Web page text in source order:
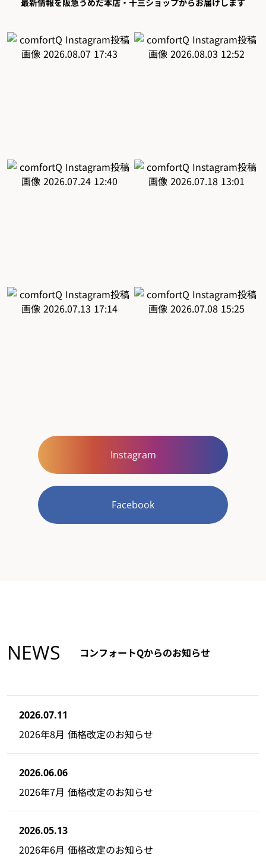
Instagram
Facebook
NEWS コンフォートQからのお知らせ
2026.07.11
2026年8月 価格改定のお知らせ
2026.06.06
2026年7月 価格改定のお知らせ
2026.05.13
2026年6月 価格改定のお知らせ